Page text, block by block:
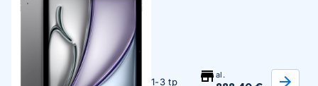
1-3 tp
al.